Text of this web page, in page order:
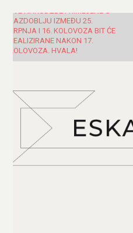
SVE NARUDŽBE PRIMLJENE U
RAZDOBLJU IZMEĐU 25.
SRPNJA I 16. KOLOVOZA BIT ĆE
REALIZIRANE NAKON 17.
KOLOVOZA. HVALA!